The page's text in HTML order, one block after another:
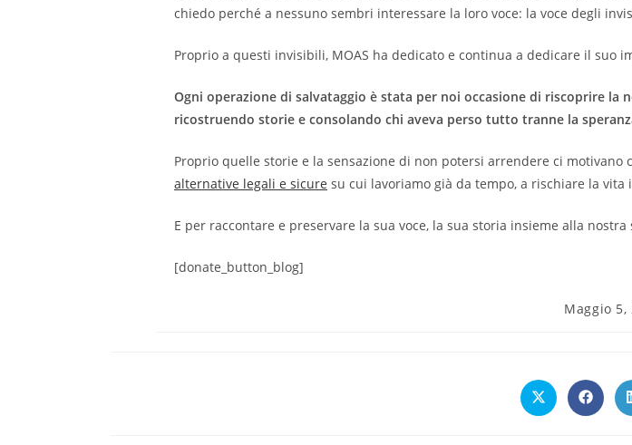
chiedo perché a nessuno sembri interessare la loro voce: la voce degli
Proprio a questi invisibili, MOAS ha dedicato e continua a dedicare il suo
Ogni operazione di salvataggio è stata per noi occasione di riscoprire la
ricostruendo storie e consolando chi aveva perso tutto tranne la
Proprio quelle storie e la sensazione di non potersi arrendere ci
alternative legali e sicure su cui lavoriamo già da tempo, a rischiare la
E per raccontare e preservare la sua voce, la sua storia insieme alla nostra
[donate_button_blog]
Articolo
pubblicato:
Maggio 5,
Opens
in
Opens
in